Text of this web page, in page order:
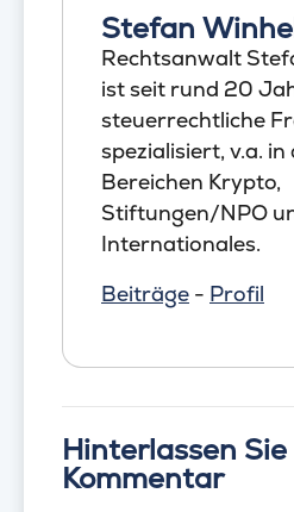
Stefan
Rechtsanwalt
ist seit rund 20
steuerrechtliche
spezialisiert, v.a. in
Bereichen Krypto,
Stiftungen/NPO
Internationales.
Beiträge - Profil
Hinterlassen
Kommentar